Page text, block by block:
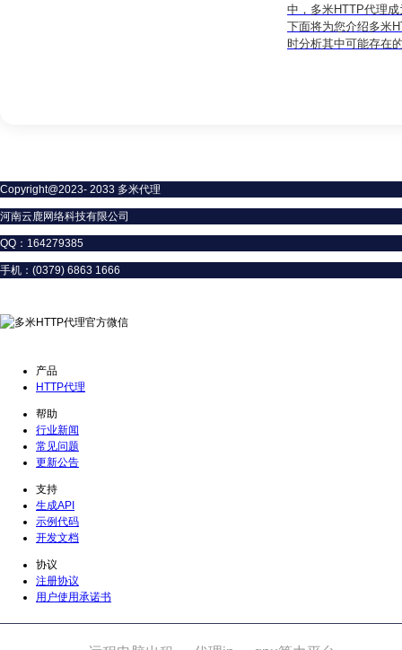
中，多米HTTP代理
下面将为您介绍多米
时分析其中可能存在
Copyright@2023- 2033 多米代理
河南云鹿网络科技有限公司
QQ：164279385
手机：(0379) 6863 1666
产品
HTTP代理
帮助
行业新闻
常见问题
更新公告
支持
生成API
示例代码
开发文档
协议
注册协议
用户使用承诺书